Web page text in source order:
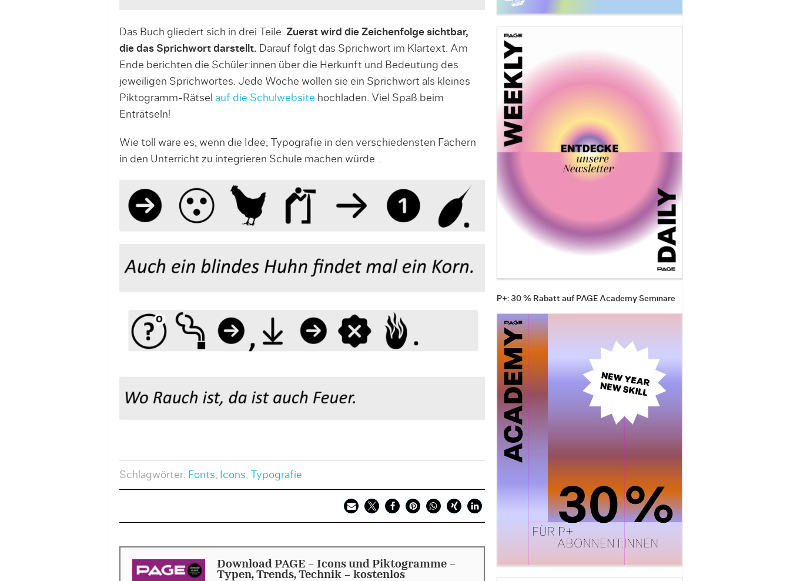
Das Buch gliedert sich in drei Teile. Zuerst wird die Zeichenfolge sichtbar,
die das Sprichwort darstellt. Darauf folgt das Sprichwort im Klartext. Am
Ende berichten die Schüler:innen über die Herkunft und Bedeutung des
jeweiligen Sprichwortes. Jede Woche wollen sie ein Sprichwort als kleines
Piktogramm-Rätsel auf die Schulwebsite hochladen. Viel Spaß beim
Enträtseln!
Wie toll wäre es, wenn die Idee, Typografie in den verschiedensten Fächern
in den Unterricht zu integrieren Schule machen würde…
Schlagwörter: Fonts, Icons, Typografie
Download PAGE - Icons und Piktogramme –
Typen, Trends, Technik - kostenlos
P+: 30 % Rabatt auf PAGE Academy Seminare